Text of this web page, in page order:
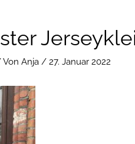
Anja / 27. Januar 2022